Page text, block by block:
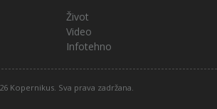
Život
Video
Infotehno
Kopernikus. Sva prava zadržana.